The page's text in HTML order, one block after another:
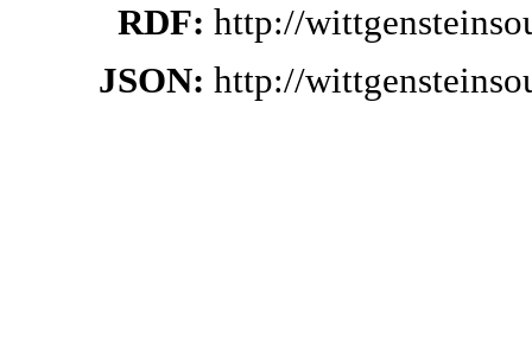
RDF: http://
JSON: http://